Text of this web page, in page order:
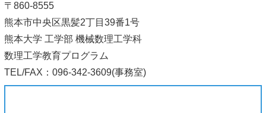
〒860-8555
熊本市中央区黒髪2丁目39番1号
熊本大学 工学部 機械数理工学科
数理工学教育プログラム
TEL/FAX：096-342-3609(事務室)